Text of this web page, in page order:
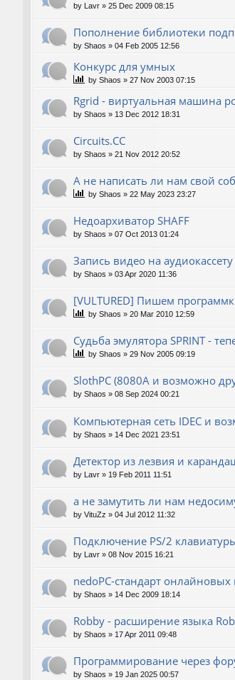
by Lavr » 25 Dec 2009 08:15
Пополнение библиотеки
by Shaos » 04 Feb 2005 12:56
Конкурс для умных
by Shaos » 27 Nov 2003 07:15
Rgrid - виртуальная машина
by Shaos » 13 Dec 2012 18:31
Circuits.CC
by Shaos » 21 Nov 2012 20:52
А не написать ли нам свой
by Shaos » 22 May 2023 23:27
Недоархиватор SHAFF
by Shaos » 07 Oct 2013 01:24
Запись видео на аудиокассету
by Shaos » 03 Apr 2020 11:36
[VULTURED] Пишем
by Shaos » 20 Mar 2010 12:59
Судьба эмулятора SPRINT -
by Shaos » 29 Nov 2005 09:19
SlothPC (8080A и возможно
by Shaos » 08 Sep 2024 00:21
Компьютерная сеть IDEC и
by Shaos » 14 Dec 2021 23:51
Детектор из лезвия и
by Lavr » 19 Feb 2011 11:51
а не замутить ли нам
by VituZz » 04 Jul 2012 11:32
Подключение PS/2
by Lavr » 08 Nov 2015 16:21
nedoPC-стандарт
by Shaos » 14 Dec 2009 18:14
Robby - расширение языка
by Shaos » 17 Apr 2011 09:48
Программирование через
by Shaos » 19 Jan 2025 00:57